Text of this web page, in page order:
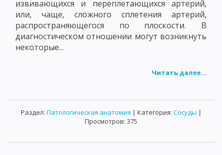
извивающихся и переплетающихся артерий,
или, чаще, сложного сплетения артерий,
распространяющегося по плоскости. В
диагностическом отношении могут возникнуть
некоторые...
Читать далее...
Раздел: Патологическая анатомия | Категория: Сосуды |
Просмотров: 375